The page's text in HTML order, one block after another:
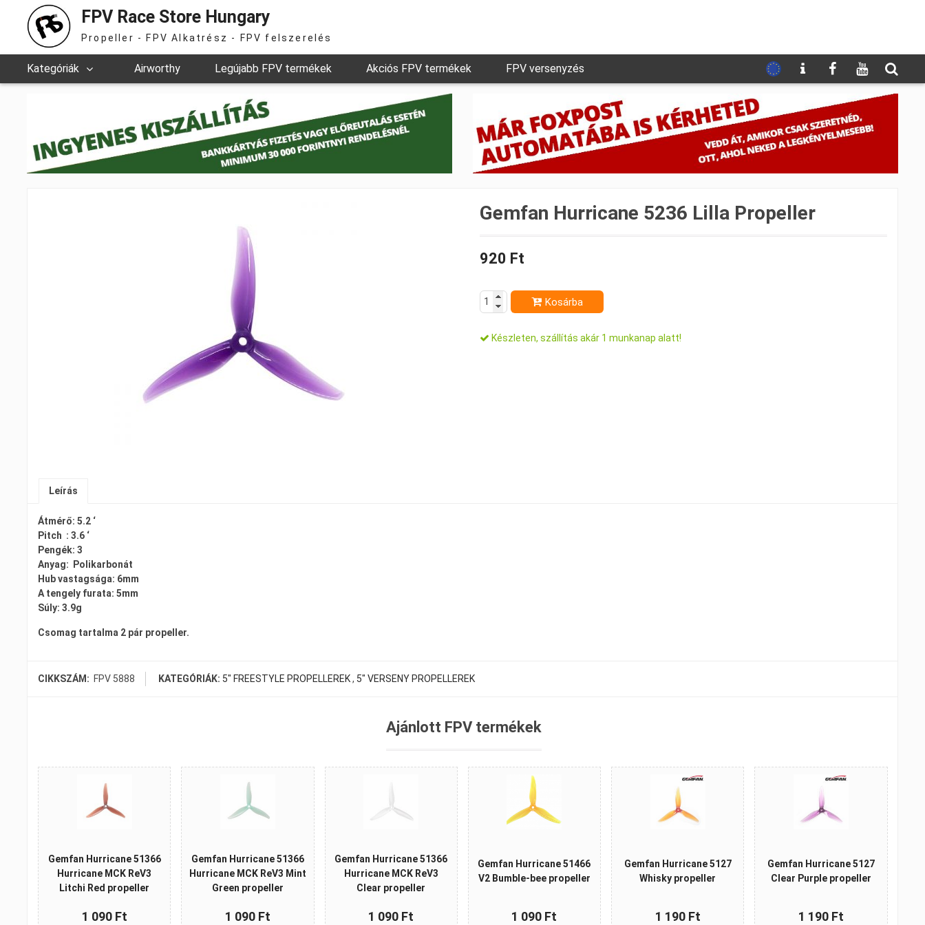
FPV Race Store Hungary
Propeller - FPV Alkatrész - FPV felszerelés
Kategóriák Airworthy Legújabb FPV termékek Akciós FPV termékek FPV versenyzés
Gemfan Hurricane 5236 Lilla Propeller
920 Ft
Kosárba
Készleten, szállítás akár 1 munkanap alatt!
Leírás
Átmérő: 5.2 ‘
Pitch : 3.6 ‘
Pengék: 3
Anyag: Polikarbonát
Hub vastagsága: 6mm
A tengely furata: 5mm
Súly: 3.9g
Csomag tartalma 2 pár propeller.
CIKKSZÁM: FPV 5888 KATEGÓRIÁK: 5" FREESTYLE PROPELLEREK, 5" VERSENY PROPELLEREK
Ajánlott FPV termékek
Gemfan Hurricane 51366
Hurricane MCK ReV3
Litchi Red propeller
1 090 Ft
Gemfan Hurricane 51366
Hurricane MCK ReV3 Mint
Green propeller
1 090 Ft
Gemfan Hurricane 51366
Hurricane MCK ReV3
Clear propeller
1 090 Ft
Gemfan Hurricane 51466
V2 Bumble-bee propeller
1 090 Ft
Gemfan Hurricane 5127
Whisky propeller
1 190 Ft
Gemfan Hurricane 5127
Clear Purple propeller
1 190 Ft